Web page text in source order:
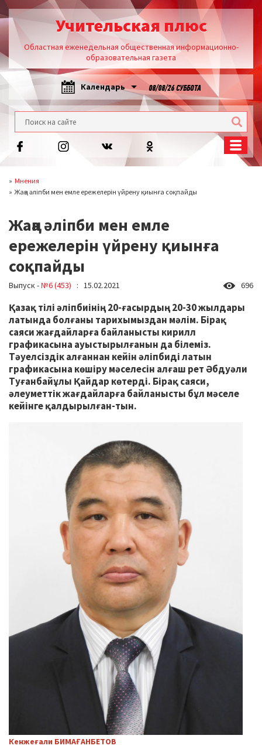
Учительская плюс
Областная еженедельная общественная информационно-
образовательная газета
Календарь 08/08/26 СУББОТА
Мнения
Жаңа әліпби мен емле ережелерін үйрену қиынға соқпайды
Жаңа әліпби мен емле
ережелерін үйрену қиынға
соқпайды
Выпуск -№6 (453) : 15.02.2021 696
Қазақ тілі әліпбиінің 20-ғасырдың 20-30 жылдары
латында болғаны тарихымыздан мәлім. Бірақ
саяси жағдайларға байланысты кирилл
графикасына ауыстырылғанын да білеміз.
Тәуелсіздік алғаннан кейін әліпбиді латын
графикасына көшіру мәселесін алғаш рет Әбдуәли
Туғанбайұлы Қайдар көтерді. Бірақ саяси,
әлеуметтік жағдайларға байланысты бұл мәселе
кейінге қалдырылған-тын.
Кенжеғали БИМАҒАНБЕТОВ